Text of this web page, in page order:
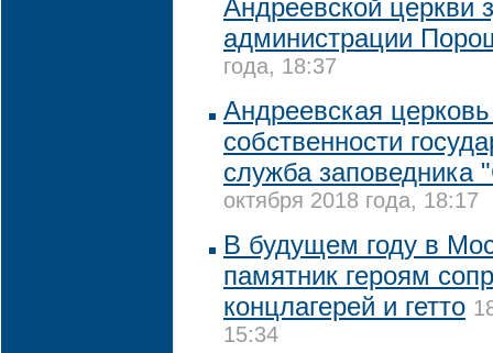
Андреевской церкви
администрации
года, 18:37
Андреевская
собственности
служба заповедника
октября 2018 года, 18:17
В будущем году в
памятник героям
концлагерей и гетто
15:34